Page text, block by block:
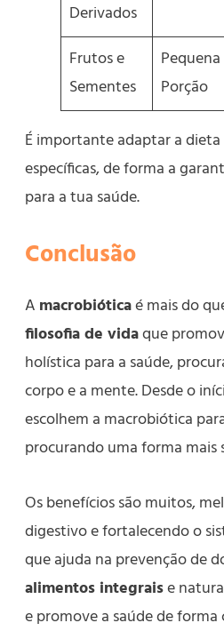
Derivados
Frutos e
Sementes
Pequena
Porção
É importante adaptar a dieta
específicas, de forma a
para a tua saúde.
Conclusão
A macrobióticaé mais do
filosofia de vidaque
holística para a saúde,
corpo e a mente. Desde o
escolhem a macrobiótica
procurando uma forma mais
Os benefícios são muitos,
digestivo e fortalecendo o
que ajuda na prevenção de
alimentos integraise
e promove a saúde de forma